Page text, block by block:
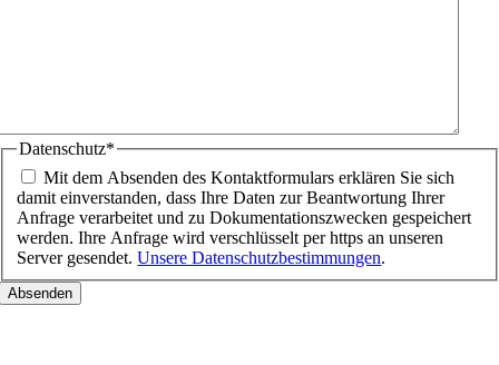
Datenschutz*
Mit dem Absenden des Kontaktformulars erklären Sie sich
damit einverstanden, dass Ihre Daten zur Beantwortung Ihrer
Anfrage verarbeitet und zu Dokumentationszwecken gespeichert
werden. Ihre Anfrage wird verschlüsselt per https an unseren
Server gesendet.Unsere Datenschutzbestimmungen.